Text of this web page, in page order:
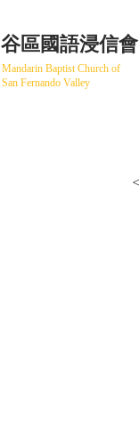
​谷區國語浸信會
Mandarin Baptist Church of
San Fernando Valley